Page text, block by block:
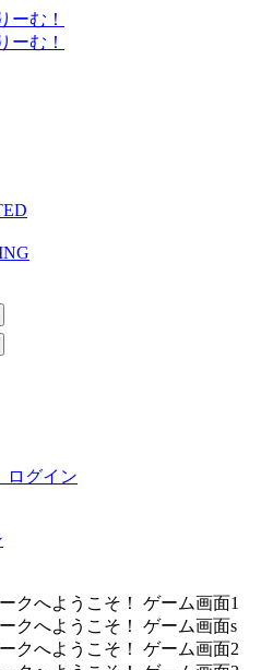
ログイン